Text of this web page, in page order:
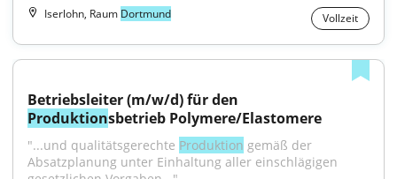
Iserlohn, Raum Dortmund Vollzeit
Produktionsbetrieb Polymere/Elastomere
"...und qualitätsgerechte Produktion gemäß der
Absatzplanung unter Einhaltung aller einschlägigen